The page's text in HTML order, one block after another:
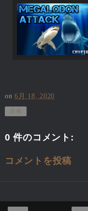
on6月 18, 2020
共有
0 件のコメント:
コメントを投稿